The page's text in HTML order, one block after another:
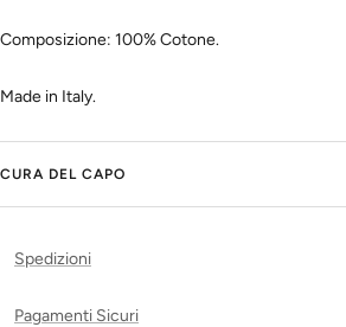
Composizione: 100% Cotone.
Made in Italy.
CURA DEL CAPO
Spedizioni
Pagamenti Sicuri